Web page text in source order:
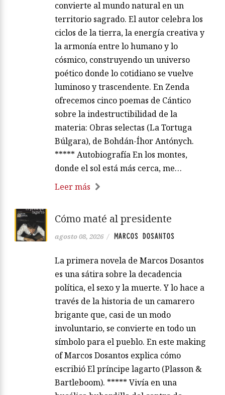
convierte al mundo natural en un
territorio sagrado. El autor celebra los
ciclos de la tierra, la energía creativa y
la armonía entre lo humano y lo
cósmico, construyendo un universo
poético donde lo cotidiano se vuelve
luminoso y trascendente. En Zenda
ofrecemos cinco poemas de Cántico
sobre la indestructibilidad de la
materia: Obras selectas (La Tortuga
Búlgara), de Bohdán-Íhor Antónych.
***** Autobiografía En los montes,
donde el sol está más cerca, me…
Leer más
Cómo maté al presidente
agosto 08, 2026 / MARCOS DOSANTOS
La primera novela de Marcos Dosantos
es una sátira sobre la decadencia
política, el sexo y la muerte. Y lo hace a
través de la historia de un camarero
brigante que, casi de un modo
involuntario, se convierte en todo un
símbolo para el pueblo. En este making
of Marcos Dosantos explica cómo
escribió El príncipe lagarto (Plasson &
Bartleboom). ***** Vivía en una